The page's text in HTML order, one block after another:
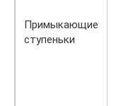
Примыкающие
ступеньки